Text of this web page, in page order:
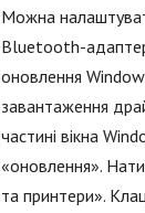
Можна
Bluetooth-
оновлення
завантаження
частині вікна
«оновлення».
та принтери».